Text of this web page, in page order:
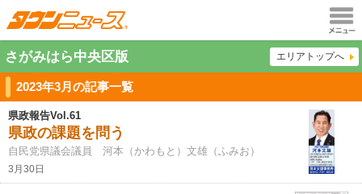
メニュ
ー
さがみはら中央区版 エリアトップへ
2023年3月の記事一覧
県政報告Vol.61
県政の課題を問う
自民党県議会議員 河本（かわもと）文雄（ふみお）
3月30日